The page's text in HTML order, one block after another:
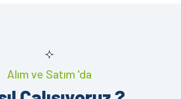
Alım ve Satım 'da